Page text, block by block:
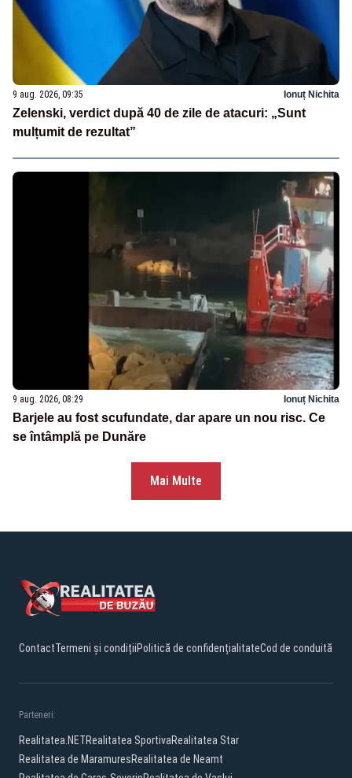
9 aug. 2026, 09:35 Ionuț Nichita
Zelenski, verdict după 40 de zile de atacuri: „Sunt
mulțumit de rezultat”
9 aug. 2026, 08:29 Ionuț Nichita
Barjele au fost scufundate, dar apare un nou risc. Ce
se întâmplă pe Dunăre
Mai Multe
ContactTermeni și condițiiPolitică de confidențialitateCod de conduită
Parteneri:
Realitatea.NETRealitatea SportivaRealitatea Star
Realitatea de MaramuresRealitatea de Neamt